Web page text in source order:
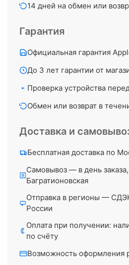
14 дней на обмен или
Гарантия
Официальная гарантия
До 3 лет гарантии от
Проверка устройства
Обмен или возврат в
Доставка и
Бесплатная доставка по
Самовывоз — в день
Багратионовская
Отправка в регионы —
России
Оплата при получении:
по счёту
Возможность оформления